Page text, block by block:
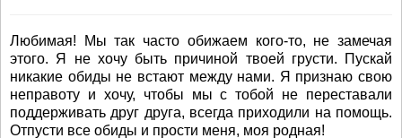
Любимая! Мы так часто обижаем кого-то, не замечая
этого. Я не хочу быть причиной твоей грусти. Пускай
никакие обиды не встают между нами. Я признаю свою
неправоту и хочу, чтобы мы с тобой не переставали
поддерживать друг друга, всегда приходили на помощь.
Отпусти все обиды и прости меня, моя родная!